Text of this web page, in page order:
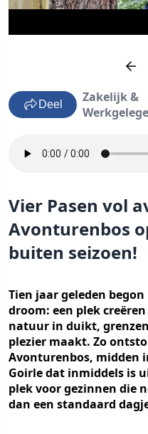
Deel
Zakelijk &
Vier Pasen vol
Avonturenbos
buiten seizoen!
Tien jaar geleden
droom: een plek
natuur in duikt,
plezier maakt. Zo
Avonturenbos, midden
Goirle dat inmiddels is
plek voor gezinnen die
dan een standaard